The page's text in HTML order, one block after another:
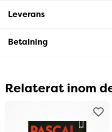
Leverans
Betalning
Relaterat inom